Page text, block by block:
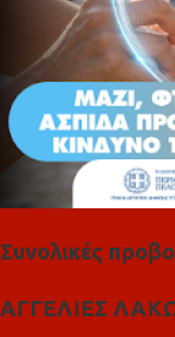
Συνολικές
ΑΓΓΕΛΙΕΣ